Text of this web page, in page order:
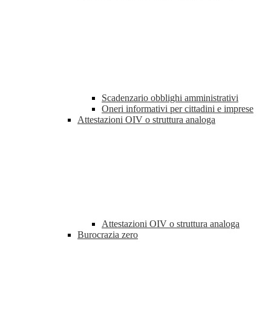
Scadenzario obblighi amministrativi
Oneri informativi per cittadini e imprese
Attestazioni OIV o struttura analoga
Attestazioni OIV o struttura analoga
Burocrazia zero